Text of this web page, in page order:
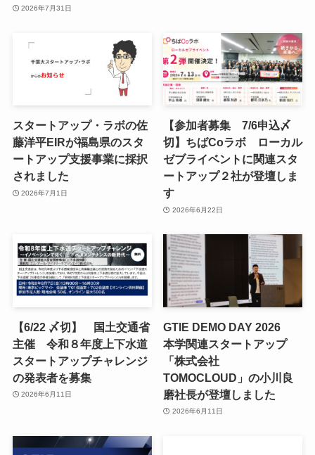
2026年7月31日
スタートアップ・ラボの佐
藤洋平EIRが福島県のスタ
ートアップ支援事業に採択
されました
2026年7月1日
【参加者募集 7/6申込〆
切】ちばCoラボ ローカル
ゼブライベントに関連スタ
ートアップ２社が登壇しま
す
2026年6月22日
【6/22 〆切】 国土交通省
主催 令和８年度上下水道
スタートアップチャレンジ
の発表者を募集
2026年6月11日
GTIE DEMO DAY 2026
本学関連スタートアップ
「株式会社
TOMOCLOUD」の小川良
磨社長が登壇しました
2026年6月11日